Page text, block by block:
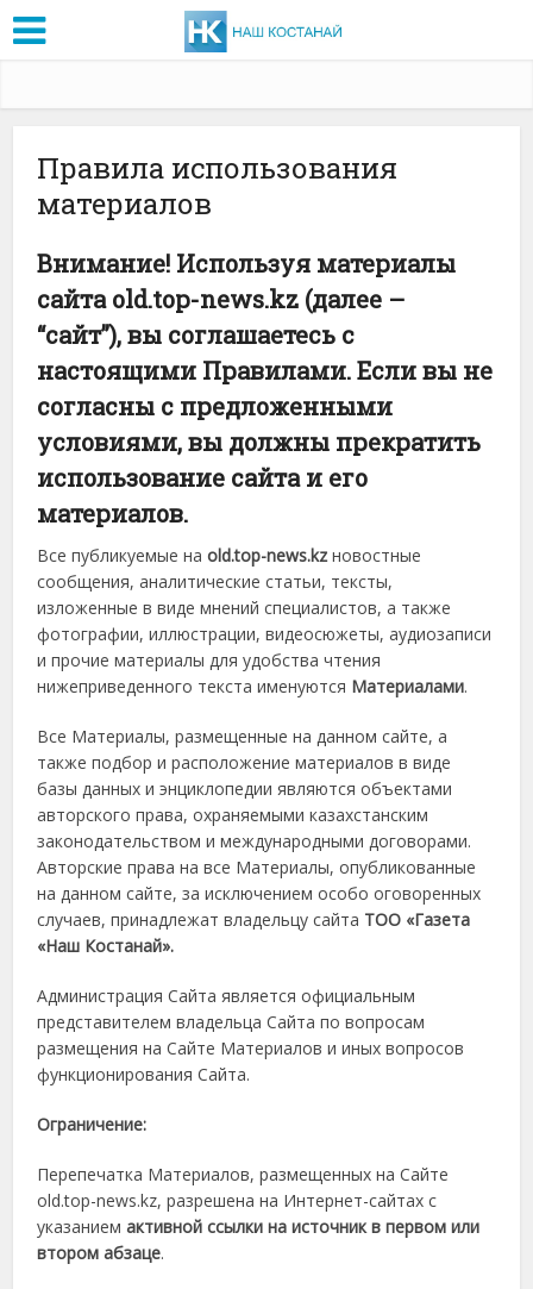
Правила использования
материалов
Внимание! Используя материалы
сайтаold.top-news.kz (далее –
“сайт”), вы соглашаетесь с
настоящими Правилами. Если вы не
согласны с предложенными
условиями, вы должны прекратить
использование сайта и его
материалов.
Все публикуемые наold.top-news.kz новостные
сообщения, аналитические статьи, тексты,
изложенные в виде мнений специалистов, а также
фотографии, иллюстрации, видеосюжеты, аудиозаписи
и прочие материалы для удобства чтения
нижеприведенного текста именуются Материалами.
Все Материалы, размещенные на данном сайте, а
также подбор и расположение материалов в виде
базы данных и энциклопедии являются объектами
авторского права, охраняемыми казахстанским
законодательством и международными договорами.
Авторские права на все Материалы, опубликованные
на данном сайте, за исключением особо оговоренных
случаев, принадлежат владельцу сайта ТОО «Газета
«Наш Костанай».
Администрация Сайта является официальным
представителем владельца Сайта по вопросам
размещения на Сайте Материалов и иных вопросов
функционирования Сайта.
Ограничение:
Перепечатка Материалов, размещенных на Cайте
old.top-news.kz, разрешена на Интернет-сайтах с
указаниемактивной ссылки на источник в первом или
втором абзаце.